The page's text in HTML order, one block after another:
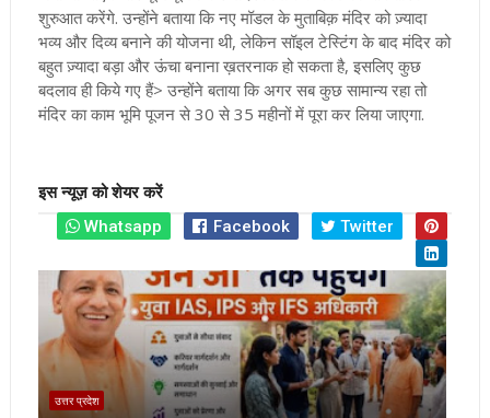
शुरुआत करेंगे. उन्होंने बताया कि नए मॉडल के मुताबिक़ मंदिर को ज़्यादा
भव्य और दिव्य बनाने की योजना थी, लेकिन सॉइल टेस्टिंग के बाद मंदिर को
बहुत ज़्यादा बड़ा और ऊंचा बनाना ख़तरनाक हो सकता है, इसलिए कुछ
बदलाव ही किये गए हैं> उन्होंने बताया कि अगर सब कुछ सामान्य रहा तो
मंदिर का काम भूमि पूजन से 30 से 35 महीनों में पूरा कर लिया जाएगा.
इस न्यूज़ को शेयर करें
Whatsapp
Facebook Twitter
उत्तर प्रदेश